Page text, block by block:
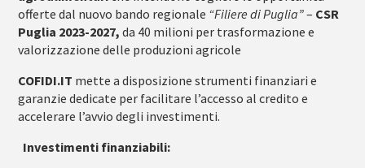
offerte dal nuovo bando regionale “Filiere di Puglia”– CSR
Puglia 2023-2027,da 40 milioni per trasformazione e
valorizzazione delle produzioni agricole
COFIDI.IT mette a disposizione strumenti finanziari e
garanzie dedicate per facilitare l’accesso al credito e
accelerare l’avvio degli investimenti.
Investimenti finanziabili: